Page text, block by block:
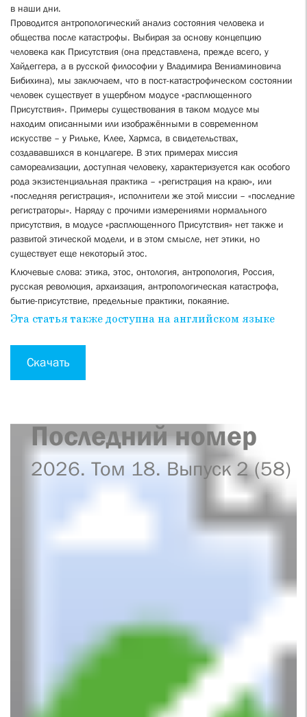
в наши дни.
Проводится антропологический анализ состояния человека и
общества после катастрофы. Выбирая за основу концепцию
человека как Присутствия (она представлена, прежде всего, у
Хайдеггера, а в русской философии у Владимира Вениаминовича
Бибихина), мы заключаем, что в пост-катастрофическом состоянии
человек существует в ущербном модусе «расплющенного
Присутствия». Примеры существования в таком модусе мы
находим описанными или изображёнными в современном
искусстве – у Рильке, Клее, Хармса, в свидетельствах,
создававшихся в концлагере. В этих примерах миссия
самореализации, доступная человеку, характеризуется как особого
рода экзистенциальная практика – «регистрация на краю», или
«последняя регистрация», исполнители же этой миссии – «последние
регистраторы». Наряду с прочими измерениями нормального
присутствия, в модусе «расплющенного Присутствия» нет также и
развитой этической модели, и в этом смысле, нет этики, но
существует еще некоторый этос.
Ключевые слова: этика, этос, онтология, антропология, Россия,
русская революция, архаизация, антропологическая катастрофа,
бытие-присутствие, предельные практики, покаяние.
Эта статья также доступна на английском языке
Скачать
Последний номер
2026. Том 18. Выпуск 2 (58)